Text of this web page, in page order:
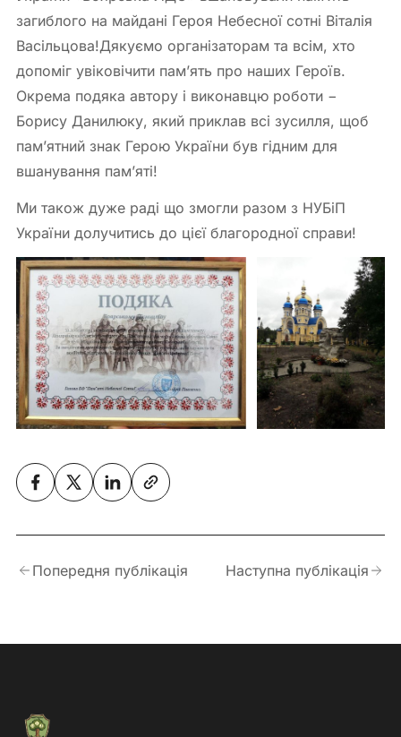
загиблого на майдані Героя Небесної сотні Віталія
Васільцова!Дякуємо організаторам та всім, хто
допоміг увіковічити пам’ять про наших Героїв.
Окрема подяка автору і виконавцю роботи −
Борису Данилюку, який приклав всі зусилля, щоб
пам’ятний знак Герою України був гідним для
вшанування пам’яті!
Ми також дуже раді що змогли разом з НУБіП
України долучитись до цієї благородної справи!
Попередня публікація Наступна публікація